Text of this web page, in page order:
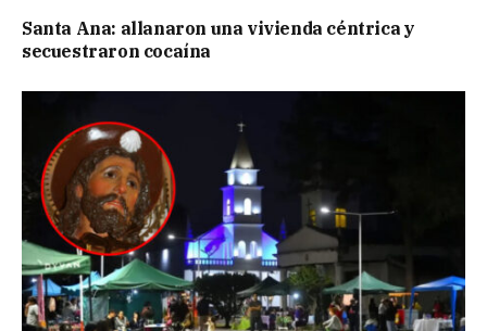
Santa Ana: allanaron una vivienda céntrica y
secuestraron cocaína